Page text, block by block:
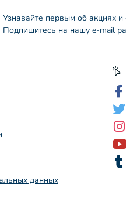
Узнавайте первым об акциях и
Подпишитесь на нашу e-mail
данных